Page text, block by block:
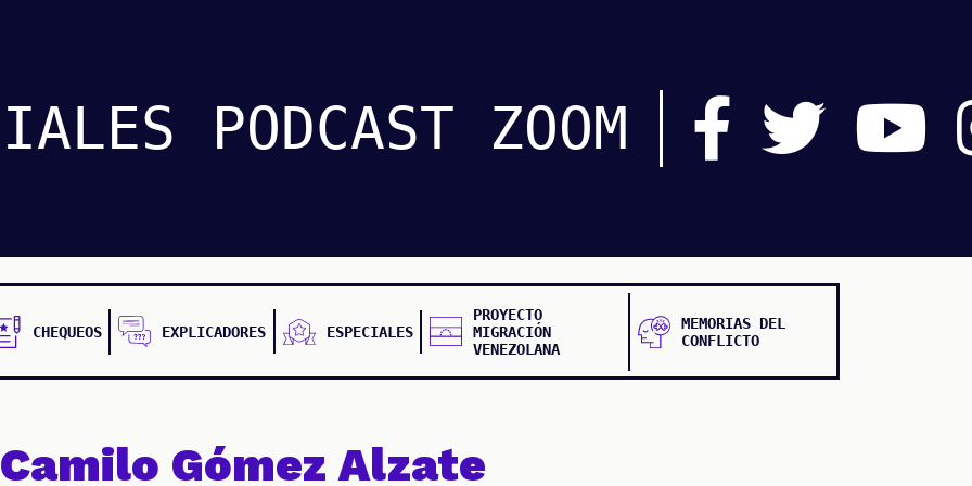
PODCAST ZOOM
CHEQUEOS EXPLICADORES ESPECIALES
PROYECTO
MIGRACIÓN
VENEZOLANA
MEMORIAS DEL
CONFLICTO
Camilo Gómez Alzate